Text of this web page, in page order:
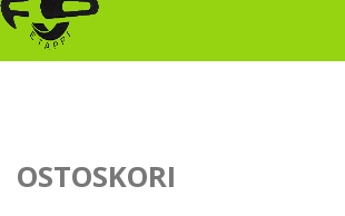
content
OSTOSKORI